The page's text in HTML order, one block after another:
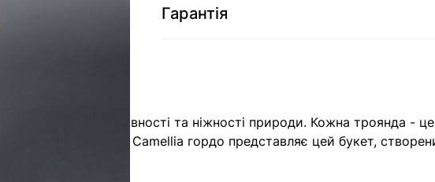
Гарантія
- це втілення чарівності та ніжності природи. Кожна троянда -
Наш магазин Camellia гордо представляє цей букет,